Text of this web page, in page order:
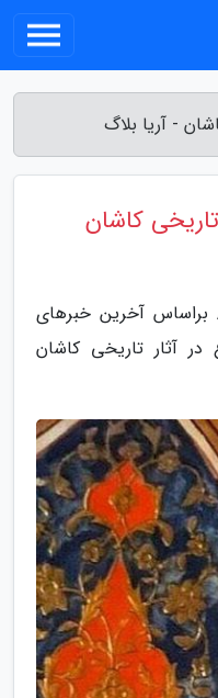
- آریا بلاگ
کاشان
براساس آخرین خبرهای
آثار تاریخی کاشان